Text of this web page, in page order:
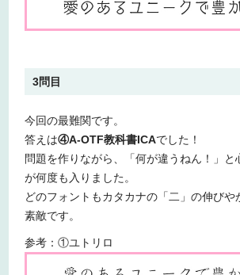
3問目
今回の最難関です。
答えは④A-OTF教科書ICAでした！
問題を作りながら、「何が違うねん！」と
が何度も入りました。
どのフォントもカタカナの「二」の伸びや
素敵です。
参考：①ユトリロ